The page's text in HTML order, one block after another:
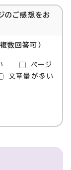
のご感想をお
数回答可）
ページ
文章量が多い